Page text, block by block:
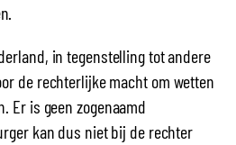
in tegenstelling tot andere
de rechterlijke macht om wetten
Er is geen zogenaamd
kan dus niet bij de rechter